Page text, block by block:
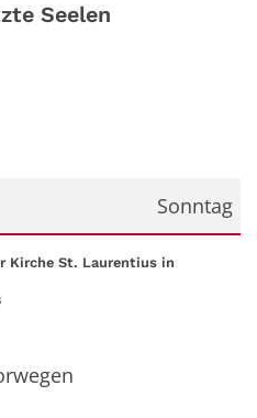
Seelen
Sonntag
Kirche St. Laurentius in